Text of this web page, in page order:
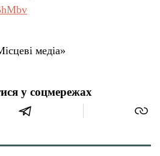
медіа»
у соцмережах